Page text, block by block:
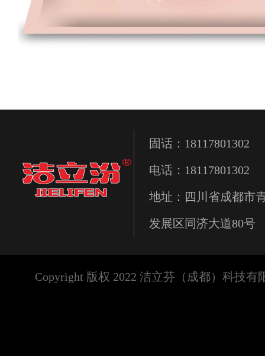
固话：18117801302
电话：18117801302
地址：四川省成都市
发展区同济大道80号
Copyright 版权 2022 洁立芬（成都）科技有